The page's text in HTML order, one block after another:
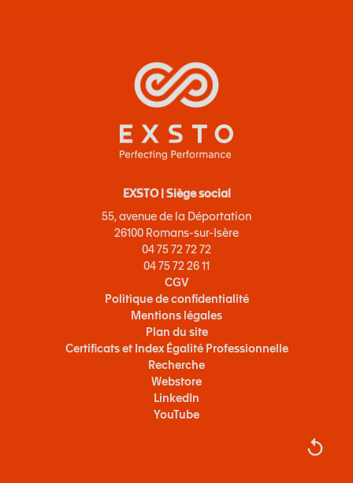
EXSTO | Siège social
55, avenue de la Déportation
26100 Romans-sur-Isère
04 75 72 72 72
04 75 72 26 11
CGV
Politique de confidentialité
Mentions légales
Plan du site
Certificats et Index Égalité Professionnelle
Recherche
Webstore
LinkedIn
YouTube